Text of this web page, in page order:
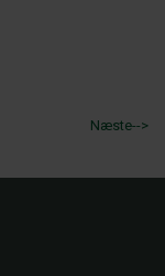
Næste-->